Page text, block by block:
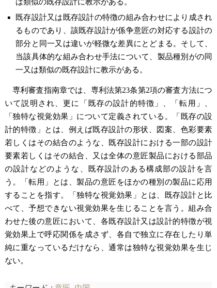
は類似の既存設計に教示がある。
既存設計又は既存設計の特徴の組み合わせにより成され
るものであり、該既存設計が係争意匠の対応する設計の
部分と同一又は違いが軽微な差異にとどまる。そして、
当該具体的な組み合わせ手法について、製品種別がの同
一又は類似の既存設計に教示がある。
専利審査指南章では、専利法第23条第2項の審査方法につ
いて説明され、更に「既存の設計的特徴」、「転用」、
「独特な視覚効果」について定義されている。「既存の設
計的特徴」とは、例えば既存設計の形状、図案、色彩要素
若しくはその結合のような、既存設計における一部の設計
要素若しくはその結合、又は全体の意匠製品における部品
の設計などのような、既存設計のある構成部の設計を言
う。「転用」とは、製品の意匠をほかの種別の製品に応用
することを指す。「独特な視覚効果」とは、既存設計と比
べて、予想できない視覚効果を生じることを言う。組み合
わせた後の意匠において、各既存設計又は設計的特徴が視
覚効果上で呼応関係を成さず、各自で独立に存在したり単
純に重なっているだけなら、通常は独特な視覚効果を生じ
ない。